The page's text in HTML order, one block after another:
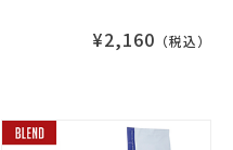
¥2,160 （税込）